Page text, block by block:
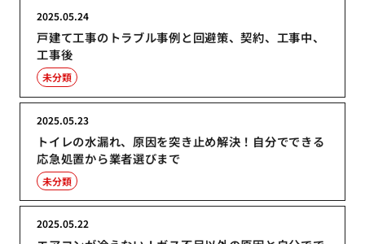
戸建て工事のトラブル事例と回避策、契約、工事中、
工事後
2025.05.24
未分類
トイレの水漏れ、原因を突き止め解決！自分でできる
応急処置から業者選びまで
2025.05.23
未分類
2025.05.22